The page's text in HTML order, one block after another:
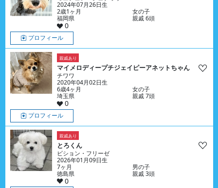
2024年07月26日生
2歳1ヶ月
女の子
福岡県
親戚 6頭
0
プロフィール
親戚あり
マイメロディープチジェイピーアネットちゃん
チワワ
2020年04月02日生
6歳4ヶ月
女の子
埼玉県
親戚 7頭
0
プロフィール
親戚あり
とろくん
ビション・フリーゼ
2026年01月09日生
7ヶ月
男の子
徳島県
親戚 3頭
0